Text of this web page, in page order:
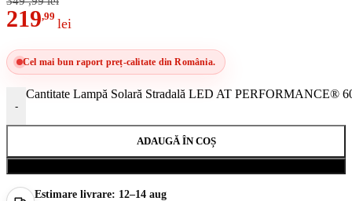
219,99 lei
Cel mai bun raport preț-calitate din România.
-
Cantitate Lampă Solară Stradală LED AT PERFORMANCE®
ADAUGĂ ÎN COȘ
Estimare livrare: 12–14 aug